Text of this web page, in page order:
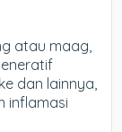
atau maag,
dan lainnya,
inflamasi